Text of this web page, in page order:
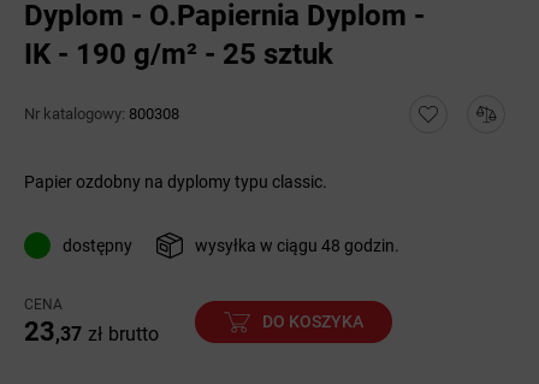
Dyplom - O.Papiernia Dyplom -
IK - 190 g/m² - 25 sztuk
Nr katalogowy: 800308
Papier ozdobny na dyplomy typu classic.
dostępny wysyłka w ciągu 48 godzin.
CENA
23,37 zł brutto
DO KOSZYKA